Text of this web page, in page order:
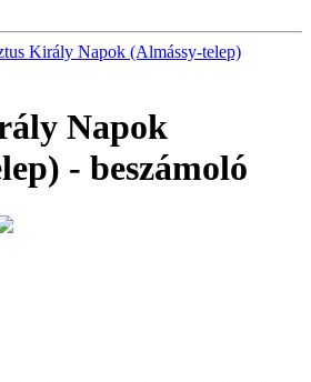
Király Napok (Almássy-telep)
Napok
- beszámoló